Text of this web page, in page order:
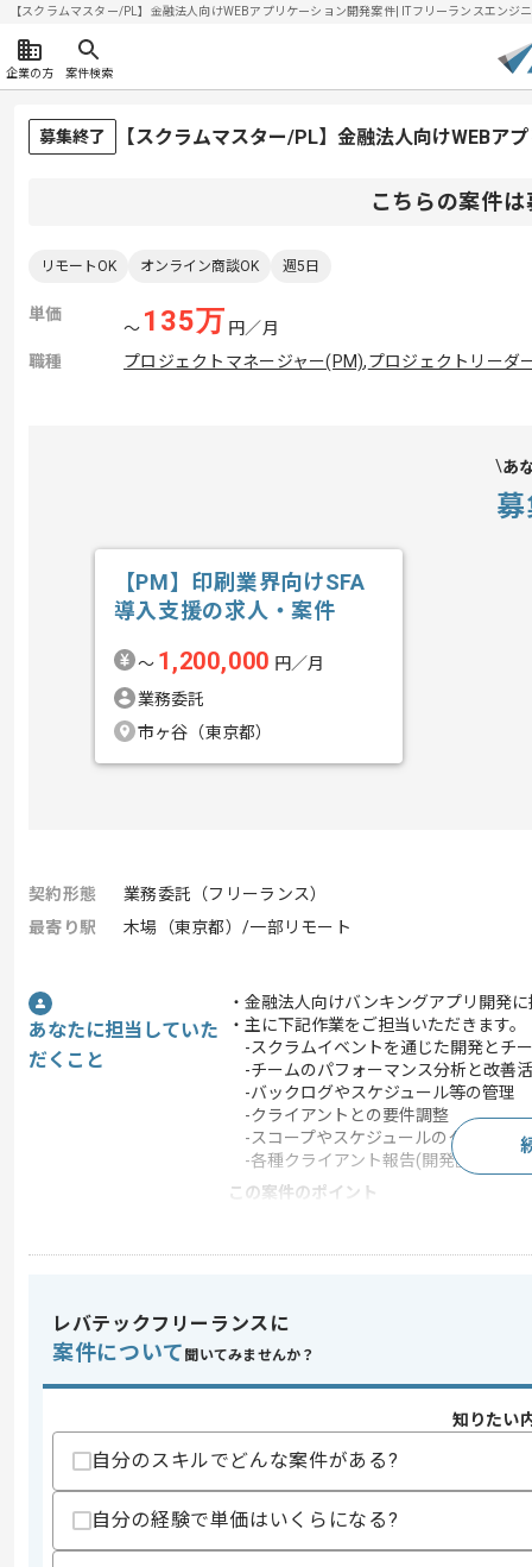
【スクラムマスター/PL】金融法人向けWEBアプリケーション開発案件| ITフリーランスエン
企業の方 案件検索
募集終了 【スクラムマスター/PL】金融法人向けWEBア
こちらの案件
リモートOK オンライン商談OK 週5日
単価
〜 135万 円／月
職種
プロジェクトマネージャー(PM),プロジェクトリーダ
あ
【PM】印刷業界向けSFA
導入支援の求人・案件
〜 1,200,000 円／月
業務委託
市ヶ谷（東京都）
契約形態
業務委託（フリーランス）
最寄り駅
木場（東京都）/一部リモート
あなたに担当していた
だくこと
・金融法人向けバンキングアプリ開発
・主に下記作業をご担当いただきます。
-スクラムイベントを通じた開発とチ
-チームのパフォーマンス分析と改善
-バックログやスケジュール等の管理
-クライアントとの要件調整
-スコープやスケジュールのクライア
-各種クライアント報告(開発計画、リ
この案件のポイント
求めるスキル
・アジャイル開発経験(スクラムマスタ
・リーダーやマネジメント経験
レバテックフリーランスに
案件について 聞いてみませんか？
知りたい
自分のスキルでどんな案件がある?
自分の経験で単価はいくらになる?